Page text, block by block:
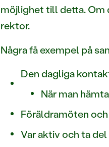
möjlighet till detta. Om
rektor.
Några få exempel på
Den dagliga
När man
Föräldramöten
Var aktiv och ta